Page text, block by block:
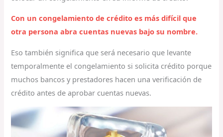
Con un congelamiento de crédito es más difícil que
otra persona abra cuentas nuevas bajo su nombre.
Eso también significa que será necesario que levante
temporalmente el congelamiento si solicita crédito porque
muchos bancos y prestadores hacen una verificación de
crédito antes de aprobar cuentas nuevas.